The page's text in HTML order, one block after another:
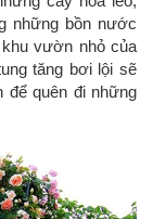
những bồn nước
vườn nhỏ của
tăng bơi lội sẽ
để quên đi những